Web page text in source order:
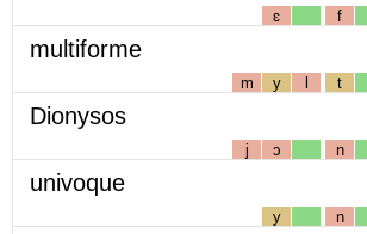
ɛ f
multiforme
m y l t
Dionysos
j ɔ n
univoque
y n